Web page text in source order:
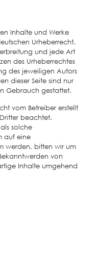
Inhalte und Werke
Urheberrecht.
und jede Art
des Urheberrechtes
des jeweiligen Autors
dieser Seite sind nur
Gebrauch gestattet.
vom Betreiber erstellt
beachtet.
solche
auf eine
werden, bitten wir um
von
Inhalte umgehend